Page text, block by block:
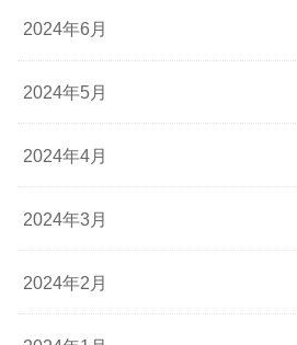
2024年6月
2024年5月
2024年4月
2024年3月
2024年2月